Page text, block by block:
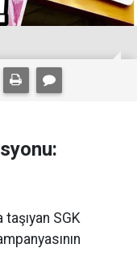
taşıyan SGK